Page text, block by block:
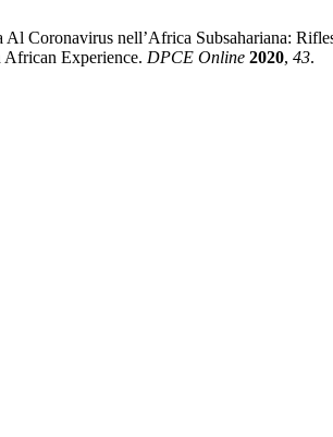
Al Coronavirus nell’Africa Subsahariana:
African Experience. DPCE Online 2020, 43.